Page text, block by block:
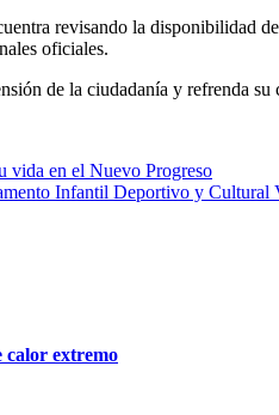
revisando la disponibilidad
oficiales.
de la ciudadanía y refrenda
vida en el Nuevo Progreso
Infantil Deportivo y Cultural
calor extremo